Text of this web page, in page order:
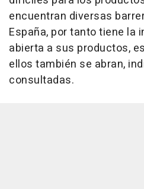
encuentran diversas
España, por tanto tiene la
abierta a sus productos,
ellos también se abran,
consultadas.